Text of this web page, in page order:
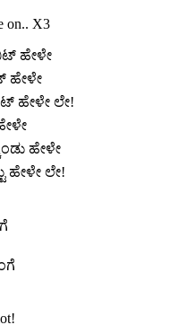
on.. X3
ಹೇಳೇ
ಹೇಳೇ
ಹೇಳೇ ಲೇ!
ಹೇಳೇ
ಹೇಳೇ ಲೇ!